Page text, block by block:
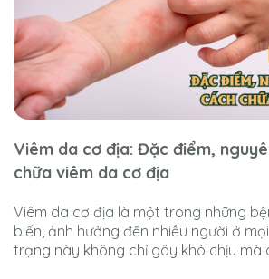
Viêm da cơ địa: Đặc điểm,
chữa viêm da cơ địa
Viêm da cơ địa là một trong những
biến, ảnh hưởng đến nhiều người ở
trạng này không chỉ gây khó chịu mà